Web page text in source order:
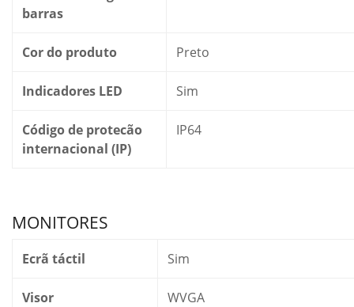
barras
Cor do produto Preto
Indicadores LED Sim
Código de protecão
internacional (IP)
IP64
MONITORES
Ecrã táctil Sim
Visor WVGA